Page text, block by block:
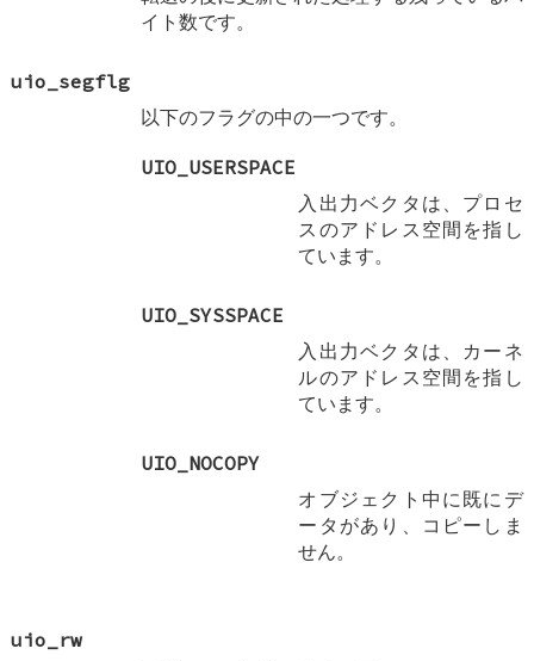
イト数です。
uio_segflg
以下のフラグの中の一つです。
UIO_USERSPACE
入出力ベクタは、プロセ
スのアドレス空間を指し
ています。
UIO_SYSSPACE
入出力ベクタは、カーネ
ルのアドレス空間を指し
ています。
UIO_NOCOPY
オブジェクト中に既にデ
ータがあり、コピーしま
せん。
uio_rw